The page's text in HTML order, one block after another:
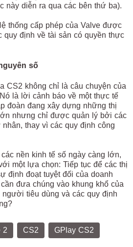
này diễn ra qua các bên thứ ba).
thống cấp phép của Valve được
quy định về tài sản có quyền thực
số
CS2 không chỉ là câu chuyện của
là lời cảnh báo về một thực tế
đoàn đang xây dựng những thị
nhưng chỉ được quản lý bởi các
thay vì các quy định công
nền kinh tế số ngày càng lớn,
một lựa chọn: Tiếp tục để các thị
định đoạt tuyệt đối của doanh
đưa chúng vào khung khổ của
người tiêu dùng và các quy định
2 CS2 GPlay CS2